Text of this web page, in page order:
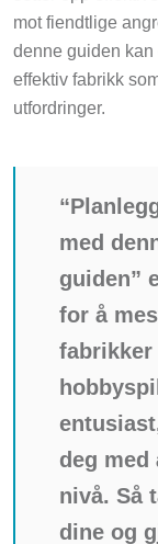
mot fiendtlige
denne guiden
effektiv fabrikk
utfordringer.
med
guiden”
for å
fabrikker
deg
nivå. Så
dine og